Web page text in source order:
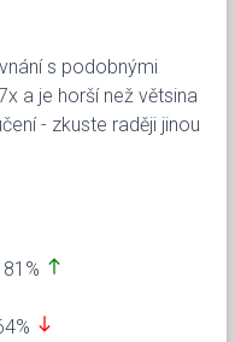
s podobnými
a je horší než větsina
- zkuste raději jinou
north
south